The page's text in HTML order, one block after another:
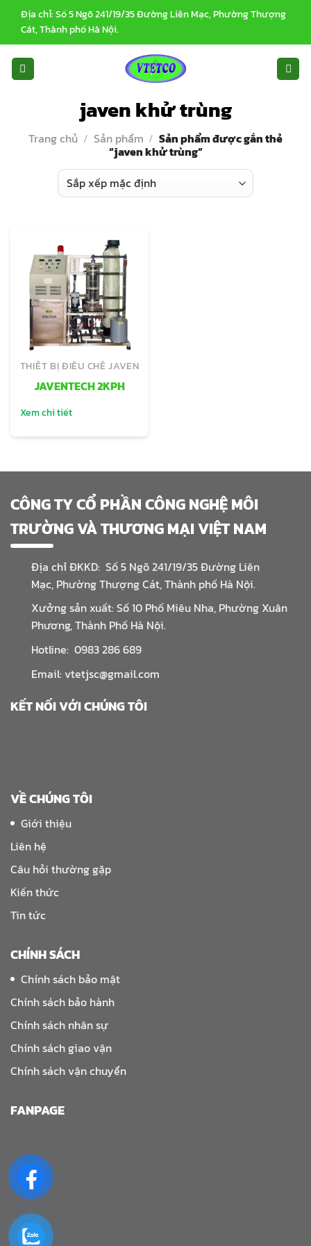
nội
dung
Địa chỉ: Số 5 Ngõ 241/19/35 Đường Liên Mạc, Phường Thượng
Cát, Thành phố Hà Nội.
javen khử trùng
Trang chủ / Sản phẩm / Sản phẩm được gắn thẻ
“javen khử trùng”
THIẾT BỊ ĐIỀU CHẾ JAVEN
JAVENTECH 2KPH
Xem chi tiết
CÔNG TY CỔ PHẦN CÔNG NGHỆ MÔI
TRƯỜNG VÀ THƯƠNG MẠI VIỆT NAM
Địa chỉ ĐKKD: Số 5 Ngõ 241/19/35 Đường Liên
Mạc, Phường Thượng Cát, Thành phố Hà Nội.
Xưởng sản xuất: Số 10 Phố Miêu Nha, Phường Xuân
Phương, Thành Phố Hà Nội.
Hotline: 0983 286 689
Email: vtetjsc@gmail.com
KẾT NỐI VỚI CHÚNG TÔI
VỀ CHÚNG TÔI
Giới thiệu
Liên hệ
Câu hỏi thường gặp
Kiến thức
Tin tức
CHÍNH SÁCH
Chính sách bảo mật
Chính sách bảo hành
Chính sách nhân sự
Chính sách giao vận
Chính sách vận chuyển
FANPAGE